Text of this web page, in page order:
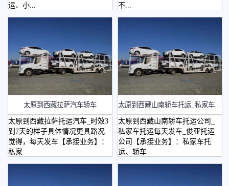
运、小...
不...
太原到西藏拉萨汽车轿车
太原到西藏拉萨托运汽车_时效3
到7天的样子具体情况更具路况
觉得，每天发车【承接业务】：
私家...
太原到西藏山南轿车托运_私家车托运
太原到西藏山南轿车托运公司_
私家车托运每天发车_俊亚托运
公司【承接业务】：私家车托
运、轿车...